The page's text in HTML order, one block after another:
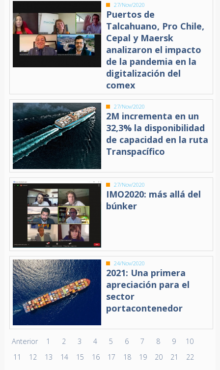
27/Nov/2020
Puertos de
Talcahuano, Pro Chile,
Cepal y Maersk
analizaron el impacto
de la pandemia en la
digitalización del
comex
27/Nov/2020
2M incrementa en un
32,3% la disponibilidad
de capacidad en la ruta
Transpacífico
27/Nov/2020
IMO2020: más allá del
búnker
24/Nov/2020
2021: Una primera
apreciación para el
sector
portacontenedor
Anterior 1 2 3 4 5 6 7 8 9
10
11
12 13 14 15 16 17 18 19 20 21
22